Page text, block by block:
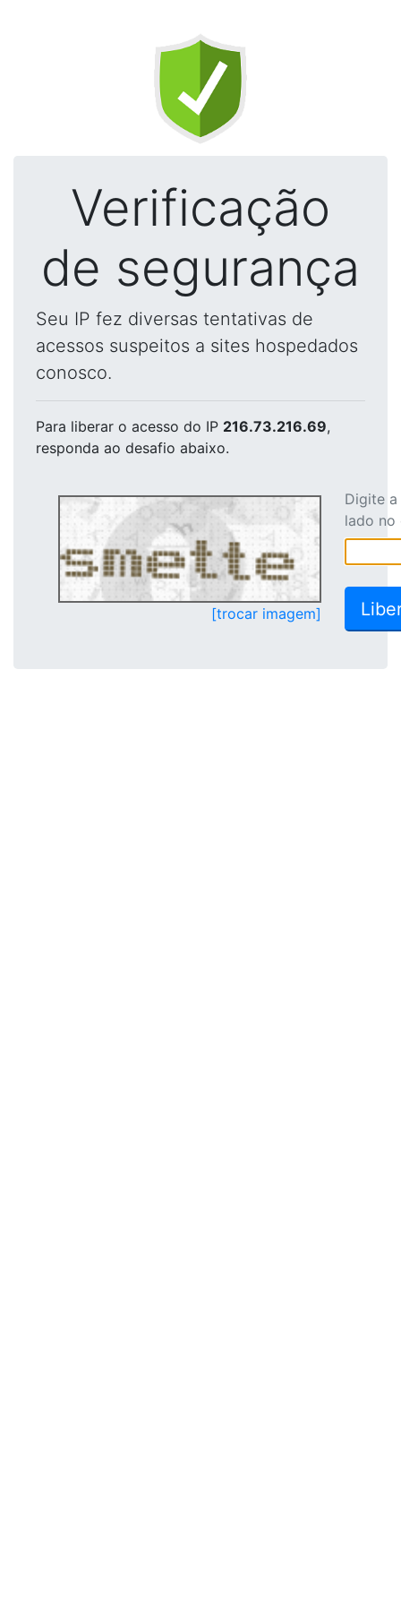
Verificação
de segurança
Seu IP fez diversas tentativas de
acessos suspeitos a sites hospedados
conosco.
Para liberar o acesso do IP 216.73.216.69,
responda ao desafio abaixo.
[trocar imagem]
Digite
lado no